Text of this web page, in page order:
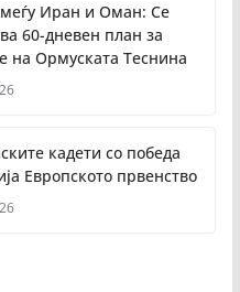
Иран и Оман: Се
60-дневен план за
на Ормуската Теснина
кадети со победа
Европското првенство